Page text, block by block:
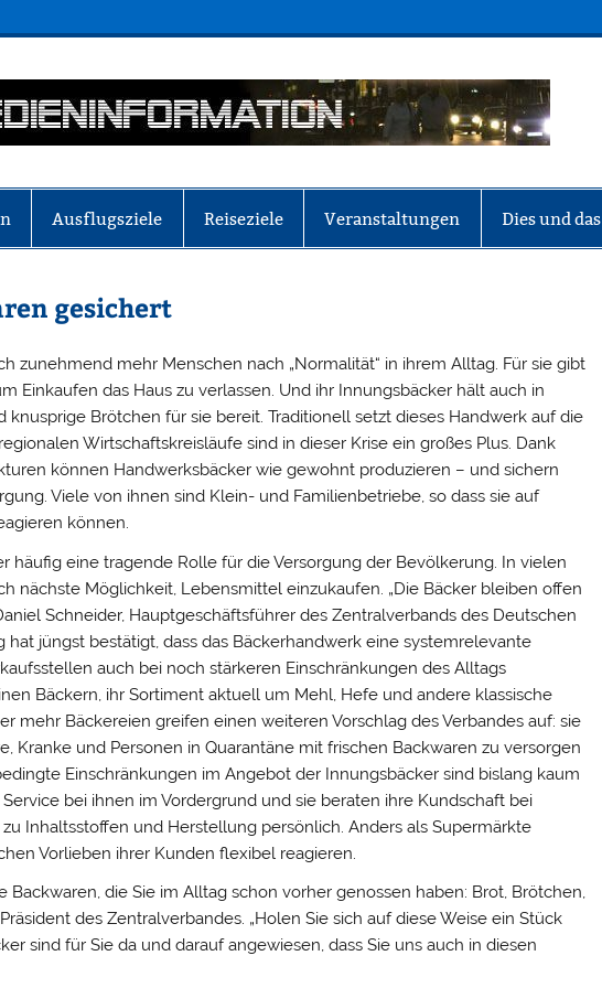
Ausflugsziele Reiseziele Veranstaltungen Dies und das
gesichert
zunehmend mehr Menschen nach „Normalität“ in ihrem Alltag. Für sie gibt
Einkaufen das Haus zu verlassen. Und ihr Innungsbäcker hält auch in
knusprige Brötchen für sie bereit. Traditionell setzt dieses Handwerk auf die
Wirtschaftskreisläufe sind in dieser Krise ein großes Plus. Dank
können Handwerksbäcker wie gewohnt produzieren – und sichern
Viele von ihnen sind Klein- und Familienbetriebe, so dass sie auf
können.
häufig eine tragende Rolle für die Versorgung der Bevölkerung. In vielen
nächste Möglichkeit, Lebensmittel einzukaufen. „Die Bäcker bleiben offen
Schneider, Hauptgeschäftsführer des Zentralverbands des Deutschen
hat jüngst bestätigt, dass das Bäckerhandwerk eine systemrelevante
auch bei noch stärkeren Einschränkungen des Alltags
Bäckern, ihr Sortiment aktuell um Mehl, Hefe und andere klassische
mehr Bäckereien greifen einen weiteren Vorschlag des Verbandes auf: sie
Kranke und Personen in Quarantäne mit frischen Backwaren zu versorgen
Einschränkungen im Angebot der Innungsbäcker sind bislang kaum
bei ihnen im Vordergrund und sie beraten ihre Kundschaft bei
Inhaltsstoffen und Herstellung persönlich. Anders als Supermärkte
Vorlieben ihrer Kunden flexibel reagieren.
Backwaren, die Sie im Alltag schon vorher genossen haben: Brot, Brötchen,
des Zentralverbandes. „Holen Sie sich auf diese Weise ein Stück
sind für Sie da und darauf angewiesen, dass Sie uns auch in diesen